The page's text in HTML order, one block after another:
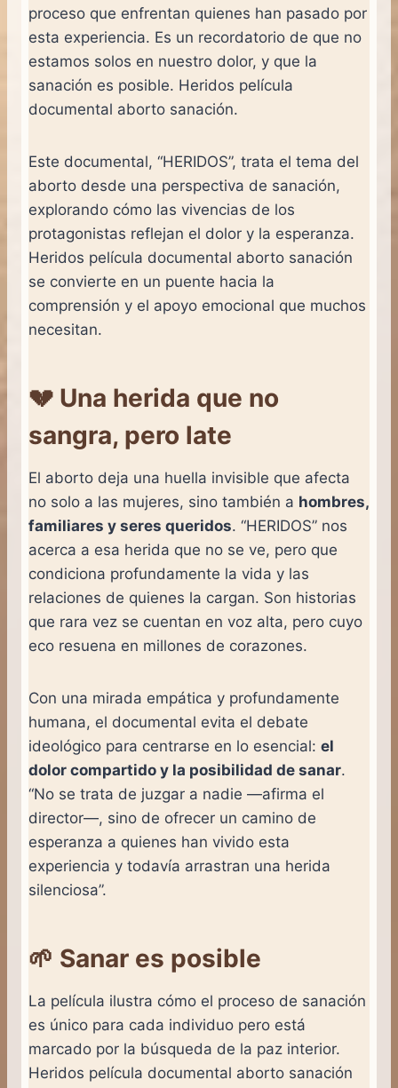
proceso que enfrentan quienes han pasado por
esta experiencia. Es un recordatorio de que no
estamos solos en nuestro dolor, y que la
sanación es posible. Heridos película
documental aborto sanación.
Este documental, “HERIDOS”, trata el tema del
aborto desde una perspectiva de sanación,
explorando cómo las vivencias de los
protagonistas reflejan el dolor y la esperanza.
Heridos película documental aborto sanación
se convierte en un puente hacia la
comprensión y el apoyo emocional que muchos
necesitan.
💔 Una herida que no
sangra, pero late
El aborto deja una huella invisible que afecta
no solo a las mujeres, sino también a hombres,
familiares y seres queridos. “HERIDOS” nos
acerca a esa herida que no se ve, pero que
condiciona profundamente la vida y las
relaciones de quienes la cargan. Son historias
que rara vez se cuentan en voz alta, pero cuyo
eco resuena en millones de corazones.
Con una mirada empática y profundamente
humana, el documental evita el debate
ideológico para centrarse en lo esencial: el
dolor compartido y la posibilidad de sanar.
“No se trata de juzgar a nadie —afirma el
director—, sino de ofrecer un camino de
esperanza a quienes han vivido esta
experiencia y todavía arrastran una herida
silenciosa”.
🌱 Sanar es posible
La película ilustra cómo el proceso de sanación
es único para cada individuo pero está
marcado por la búsqueda de la paz interior.
Heridos película documental aborto sanación